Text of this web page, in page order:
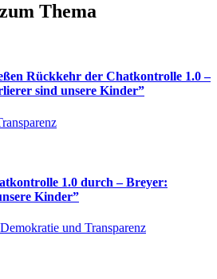
Thema
Rückkehr der Chatkontrolle 1.0 –
sind unsere Kinder”
1.0 durch – Breyer:
Kinder”
und Transparenz